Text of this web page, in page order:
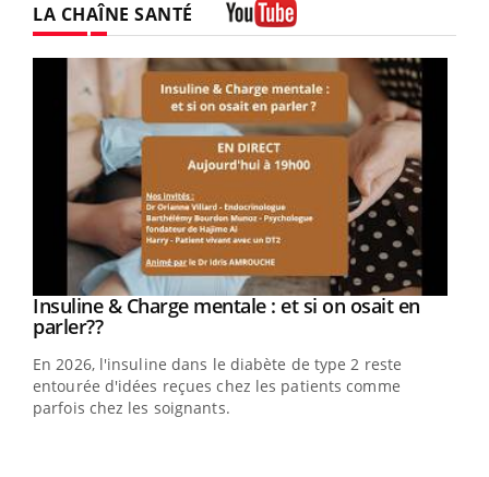
LA CHAÎNE SANTÉ
Youtube
Insuline & Charge mentale : et si on osait en
parler??Youtube
En 2026, l'insuline dans le diabète de type 2 reste
entourée d'idées reçues chez les patients comme
parfois chez les soignants.